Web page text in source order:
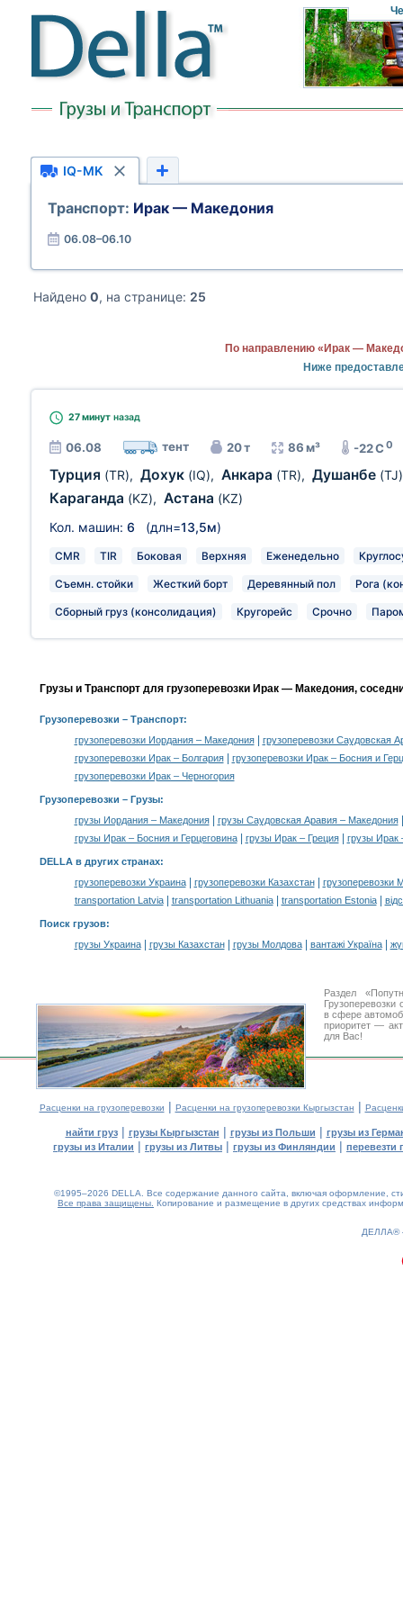
IQ-MK
Транспорт: Ирак — Македония
06.08–06.10
Найдено 0, на странице: 25
По направлению «Ирак —
Ниже
27 минут назад
06.08 тент 20 т 86 м³ -22 C0
Турция (TR), Дохук (IQ), Анкара (TR), Душанбе (TJ)
Караганда (KZ), Астана (KZ)
Кол. машин: 6 (длн=13,5м)
CMR TIR Боковая Верхняя Еженедельно
Съемн. стойки Жесткий борт Деревянный пол Рога
Сборный груз (консолидация) Кругорейс Срочно
Грузы и Транспорт для грузоперевозки Ирак — Македония,
Грузоперевозки – Транспорт:
грузоперевозки Иордания – Македония|
грузоперевозки Саудовская
грузоперевозки Ирак – Болгария|
грузоперевозки Ирак – Босния и
грузоперевозки Ирак – Черногория
Грузоперевозки – Грузы:
грузы Иордания – Македония| грузы Саудовская Аравия – Македония
грузы Ирак – Босния и Герцеговина| грузы Ирак – Греция| грузы Ирак
DELLA в других странах:
грузоперевозки Украина| грузоперевозки Казахстан|
грузоперевозки
transportation Latvia| transportation Lithuania| transportation Estonia|
Поиск грузов:
грузы Украина| грузы Казахстан| грузы Молдова| вантажі Україна|
Раздел
в сфере
приоритет —
для Вас!
Расценки на грузоперевозки | Расценки на грузоперевозки Кыргызстан |
найти груз| грузы Кыргызстан | грузы из Польши | грузы из
грузы из Италии | грузы из Литвы | грузы из Финляндии | перевезти
©1995–2026 DELLA. Все содержание данного сайта, включая оформление,
Все права защищены. Копирование и размещение в других средствах